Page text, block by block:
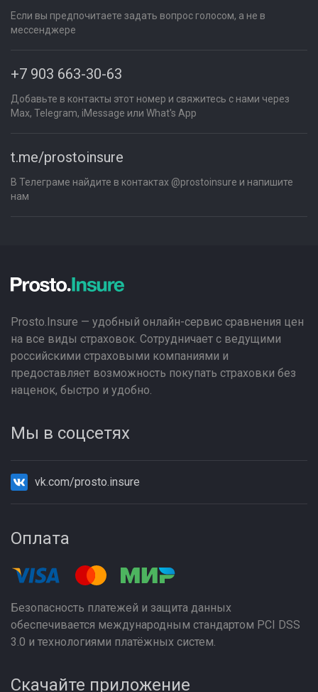
Если вы предпочитаете задать вопрос голосом, а не в
мессенджере
+7 903 663-30-63
Добавьте в контакты этот номер и свяжитесь с нами через
Max, Telegram, iMessage или What's App
t.me/prostoinsure
В Телеграме найдите в контактах @prostoinsure и напишите
нам
Prosto.Insure — удобный онлайн-сервис сравнения цен
на все виды страховок. Сотрудничает с ведущими
российскими страховыми компаниями и
предоставляет возможность покупать страховки без
наценок, быстро и удобно.
Мы в соцсетях
vk.com/prosto.insure
Оплата
Безопасность платежей и защита данных
обеспечивается международным стандартом PCI DSS
3.0 и технологиями платёжных систем.
Скачайте приложение